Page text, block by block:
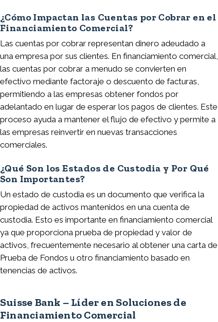
¿Cómo Impactan las Cuentas por Cobrar en el
Financiamiento Comercial?
Las cuentas por cobrar representan dinero adeudado a
una empresa por sus clientes. En financiamiento comercial,
las cuentas por cobrar a menudo se convierten en
efectivo mediante factoraje o descuento de facturas,
permitiendo a las empresas obtener fondos por
adelantado en lugar de esperar los pagos de clientes. Este
proceso ayuda a mantener el flujo de efectivo y permite a
las empresas reinvertir en nuevas transacciones
comerciales.
¿Qué Son los Estados de Custodia y Por Qué
Son Importantes?
Un estado de custodia es un documento que verifica la
propiedad de activos mantenidos en una cuenta de
custodia. Esto es importante en financiamiento comercial
ya que proporciona prueba de propiedad y valor de
activos, frecuentemente necesario al obtener una carta de
Prueba de Fondos u otro financiamiento basado en
tenencias de activos.
Suisse Bank – Líder en Soluciones de
Financiamiento Comercial